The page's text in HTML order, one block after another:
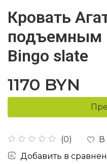
Кровать
подъемным
Bingo slate
(0)
В
Добавить в
1170 BYN